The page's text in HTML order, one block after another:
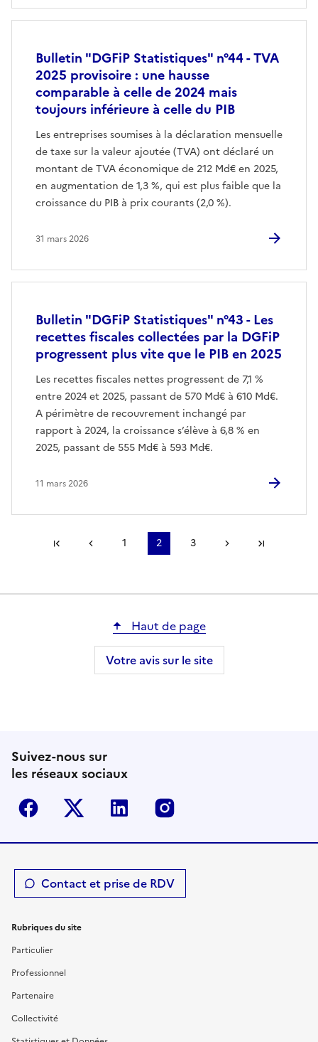
Bulletin "DGFiP Statistiques" n°44 - TVA
2025 provisoire : une hausse
comparable à celle de 2024 mais
toujours inférieure à celle du PIB
Les entreprises soumises à la déclaration mensuelle
de taxe sur la valeur ajoutée (TVA) ont déclaré un
montant de TVA économique de 212 Md€ en 2025,
en augmentation de 1,3 %, qui est plus faible que la
croissance du PIB à prix courants (2,0 %).
31 mars 2026
Bulletin "DGFiP Statistiques" n°43 - Les
recettes fiscales collectées par la DGFiP
progressent plus vite que le PIB en 2025
Les recettes fiscales nettes progressent de 7,1 %
entre 2024 et 2025, passant de 570 Md€ à 610 Md€.
A périmètre de recouvrement inchangé par
rapport à 2024, la croissance s’élève à 6,8 % en
2025, passant de 555 Md€ à 593 Md€.
11 mars 2026
Première pagePage précédente
1 2 3 Page suivante
Haut de page
Votre avis sur le site
Suivez-nous sur
les réseaux sociaux
Facebook Twitter-X Linkedin
Contact et prise de RDV
Rubriques du site
Particulier
Professionnel
Partenaire
Collectivité